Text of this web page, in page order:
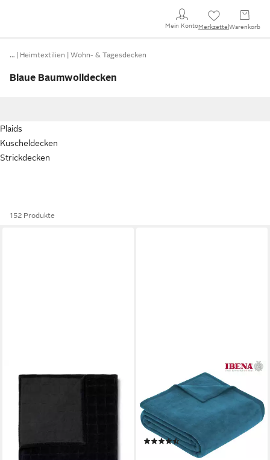
Mein KontoMerkzettel Warenkorb
… Heimtextilien Wohn- & Tagesdecken
Blaue Baumwolldecken
Plaids
Kuscheldecken
Strickdecken
152 Produkte
ESSENZA
Plaid Julia, aus Baumwollsamt
lieferbar - in 2-3 Werktagen bei dir
Wohndecke Luxus,
verschiedene Größen, uni,
Kuscheldecke, Premium,
made in Europe!
(2618)
ab 38,89 €